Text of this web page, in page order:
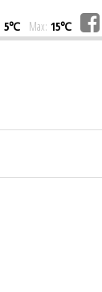
5℃ Max: 15℃